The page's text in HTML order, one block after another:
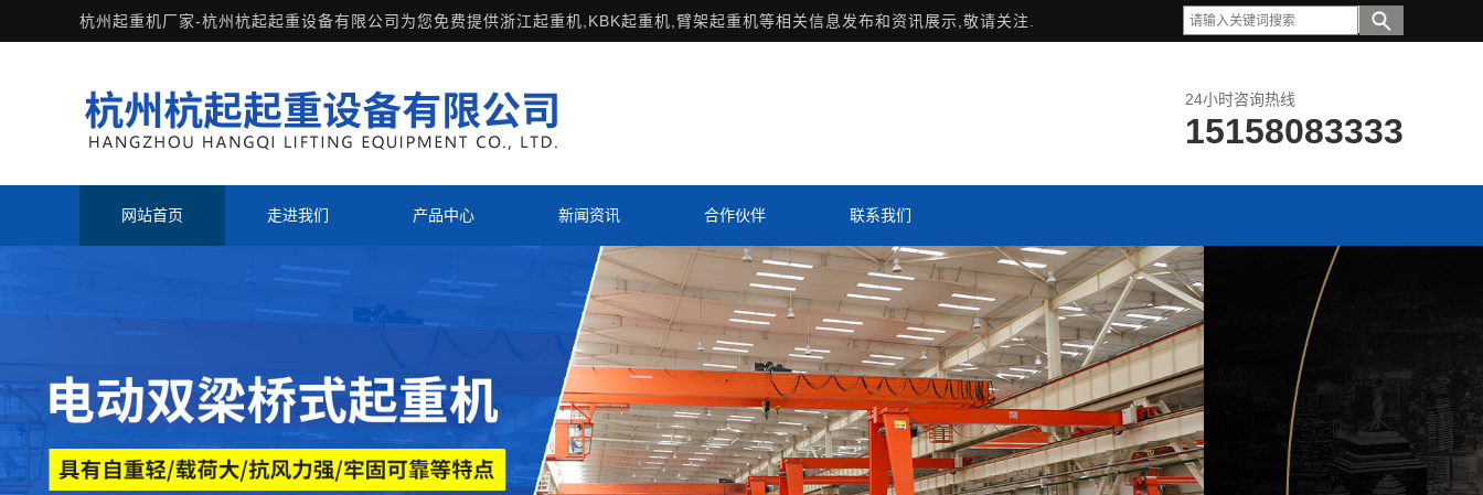
杭州起重机厂家-杭州杭起起重设备有限公司为您免费提供浙江起重机 ,KBK起重机,臂架起重机等相关信息发布和资讯展示,敬请关注.
24小时咨询热线
15158083333
网站首页 走进我们 产品中心 新闻资讯 合作伙伴 联系我们